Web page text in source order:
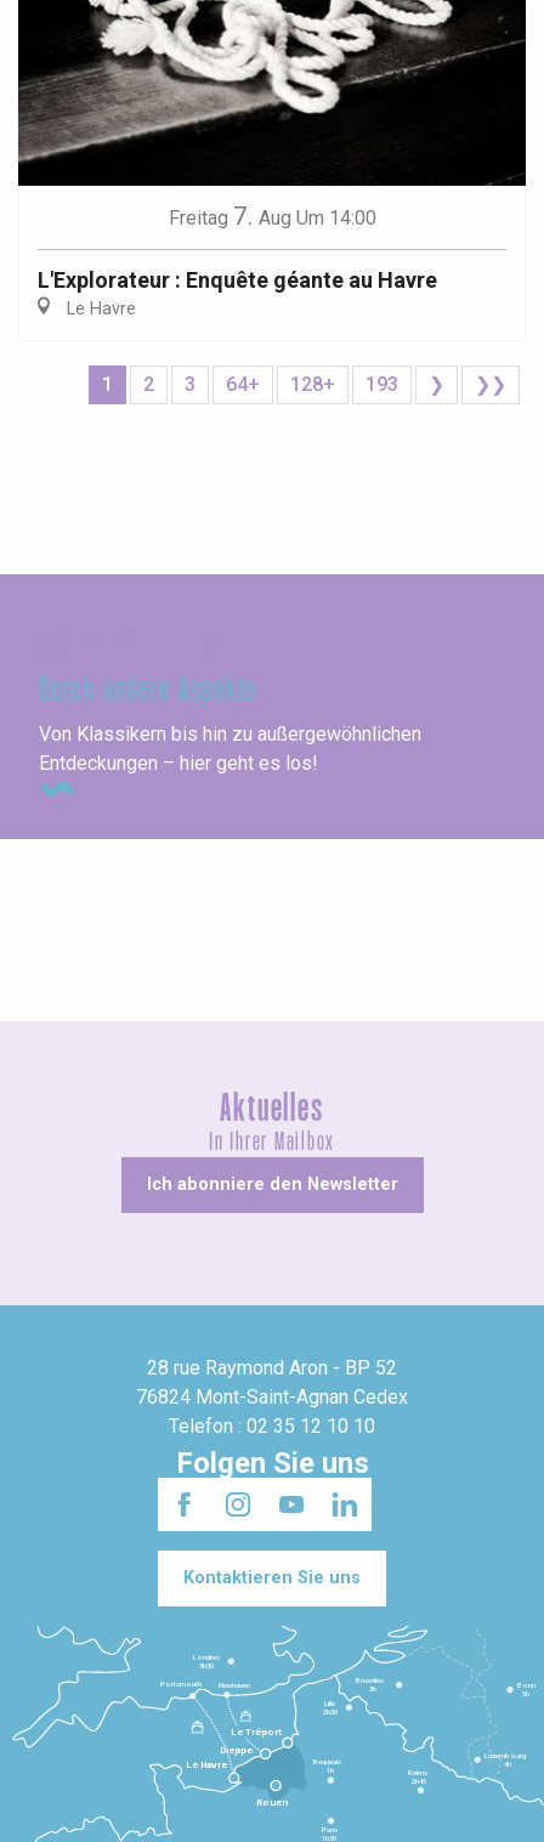
Freitag 7. Aug Um 14:00
L'Explorateur : Enquête géante au Havre
Le Havre
1 2 3 64+ 128+ 193 ❯ ❯❯
Durch andere Aspekte
Von Klassikern bis hin zu außergewöhnlichen
Entdeckungen – hier geht es los!
Aktuelles
In Ihrer Mailbox
Ich abonniere den Newsletter
28 rue Raymond Aron - BP 52
76824 Mont-Saint-Agnan Cedex
Telefon : 02 35 12 10 10
Folgen Sie uns
Kontaktieren Sie uns
Le Havre
Dieppe
Le Tréport
Paris
1h30
Beauvais
1h
Reims
2h45
Lille
2h30
Bruxelles
3h
Londres
3h30
Newhaven
Portsmouth
Bonn
5h
Luxembourg
4h
Rouen